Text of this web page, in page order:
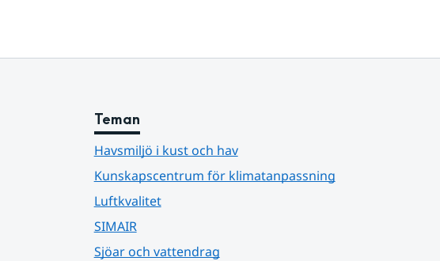
Teman
Havsmiljö i kust och hav
Kunskapscentrum för klimatanpassning
Luftkvalitet
SIMAIR
Sjöar och vattendrag